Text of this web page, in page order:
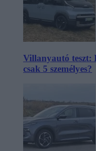
Villanyautó teszt:
csak 5 személyes?